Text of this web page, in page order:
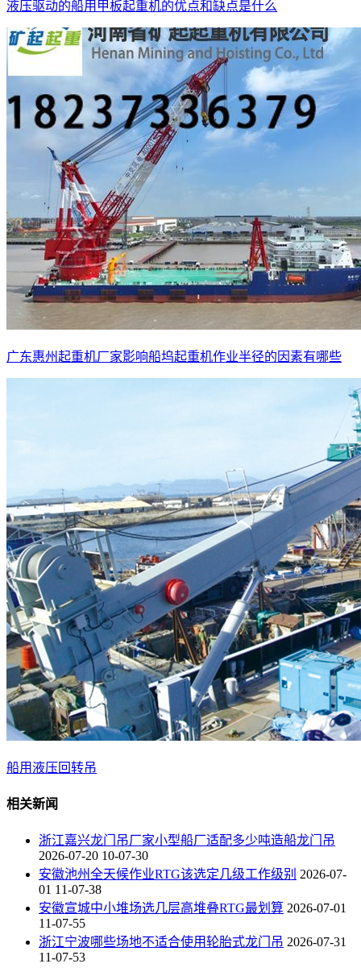
液压驱动的船用甲板起重机的优点和缺点是什么
广东惠州起重机厂家影响船坞起重机作业半径的因素有哪些
船用液压回转吊
相关新闻
浙江嘉兴龙门吊厂家小型船厂适配多少吨造船龙门吊
2026-07-20 10-07-30
安徽池州全天候作业RTG该选定几级工作级别 2026-07-
01 11-07-38
安徽宣城中小堆场选几层高堆叠RTG最划算 2026-07-01
11-07-55
浙江宁波哪些场地不适合使用轮胎式龙门吊 2026-07-31
11-07-53